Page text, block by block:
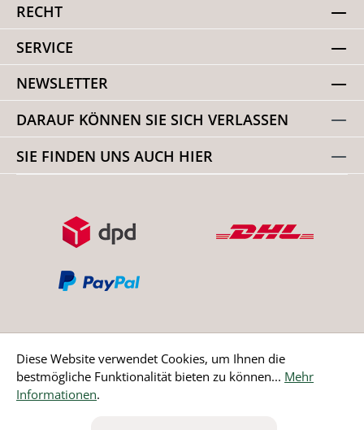
RECHT
SERVICE
NEWSLETTER
DARAUF KÖNNEN SIE SICH VERLASSEN
SIE FINDEN UNS AUCH HIER
Bestellung widerrufen
Diese Website verwendet Cookies, um Ihnen die
bestmögliche Funktionalität bieten zu können... Mehr
Informationen.